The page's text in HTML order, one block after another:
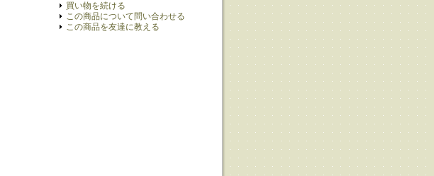
買い物を続ける
この商品について問い合わせる
この商品を友達に教える